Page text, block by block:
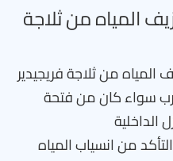
المياه من ثلاجة
المياه من ثلاجة فريجيدير
سواء كان من فتحة
من انسياب المياه